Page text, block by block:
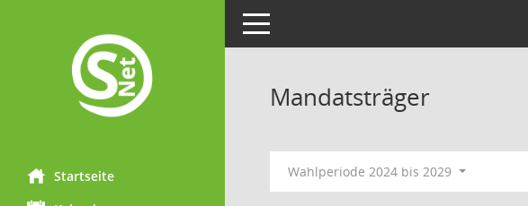
Startseite
Toggle navigation
Mandatsträger
Wahlperiode 2024 bis 2029